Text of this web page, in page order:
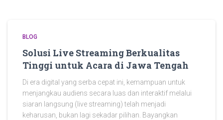
BLOG
Solusi Live Streaming Berkualitas
Tinggi untuk Acara di Jawa Tengah
Di era digital yang serba cepat ini, kemampuan untuk
menjangkau audiens secara luas dan interaktif melalui
siaran langsung (live streaming) telah menjadi
keharusan, bukan lagi sekadar pilihan. Bayangkan